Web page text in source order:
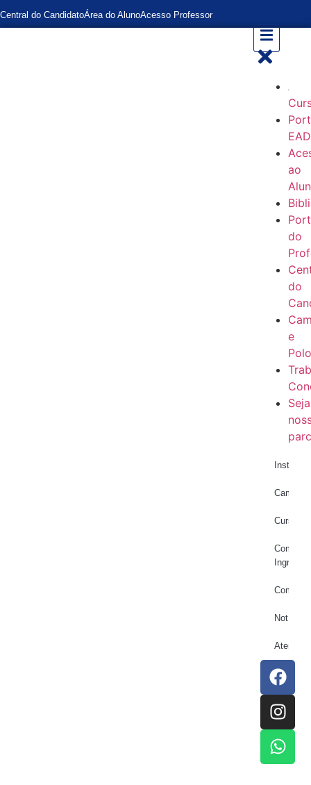
Central do CandidatoÁrea do AlunoAcesso Professor
EAD
ao
do
do
e
Seja
Campos
Cursos
Como
Notícias